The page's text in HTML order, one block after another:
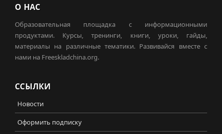
О НАС
Образовательная площадка с информационными
продуктами. Курсы, тренинги, книги, уроки, гайды,
материалы на различные тематики. Развивайся вместе с
нами на Freeskladchina.org.
ССЫЛКИ
Новости
Оформить подписку